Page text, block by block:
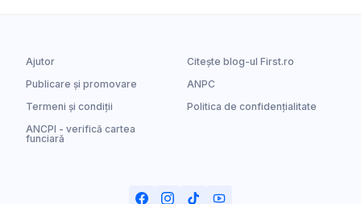
Ajutor
Citește blog-ul First.ro
Publicare și promovare
ANPC
Termeni și condiții
Politica de confidențialitate
ANCPI - verifică cartea
funciară